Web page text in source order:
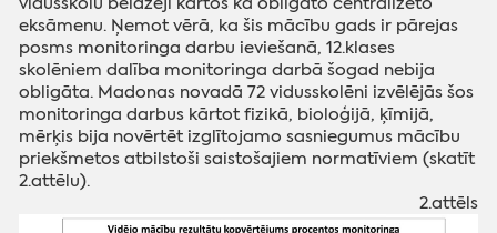
eksāmenu. Ņemot vērā, ka šis mācību gads ir pārejas
posms monitoringa darbu ieviešanā, 12.klases
skolēniem dalība monitoringa darbā šogad nebija
obligāta. Madonas novadā 72 vidusskolēni izvēlējās šos
monitoringa darbus kārtot fizikā, bioloģijā, ķīmijā,
mērķis bija novērtēt izglītojamo sasniegumus mācību
priekšmetos atbilstoši saistošajiem normatīviem (skatīt
2.attēlu).
2.attēls